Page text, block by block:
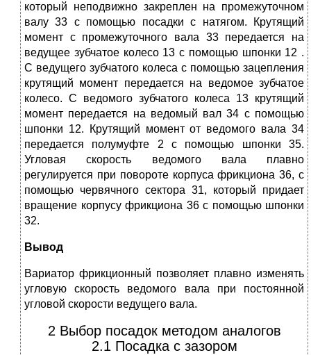
который неподвижно закреплен на промежуточном
валу 33 с помощью посадки с натягом. Крутящий
момент с промежуточного вала 33 передается на
ведущее зубчатое колесо 13 с помощью шпонки 12 .
С ведущего зубчатого колеса с помощью зацепления
крутящий момент передается на ведомое зубчатое
колесо. С ведомого зубчатого колеса 13 крутящий
момент передается на ведомый вал 34 с помощью
шпонки 12. Крутящий момент от ведомого вала 34
передается полумуфте 2 с помощью шпонки 35.
Угловая скорость ведомого вала плавно
регулируется при повороте корпуса фрикциона 36, с
помощью червячного сектора 31, который придает
вращение корпусу фрикциона 36 с помощью шпонки
32.
Вывод
Вариатор фрикционный позволяет плавно изменять
угловую скорость ведомого вала при постоянной
угловой скорости ведущего вала.
2 Выбор посадок методом аналогов
2.1 Посадка с зазором